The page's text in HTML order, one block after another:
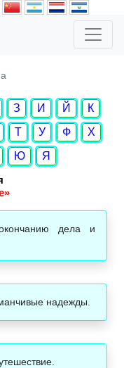
З И Й
К
Т У Ф
Х
Ю
Я
дела и
надежды.